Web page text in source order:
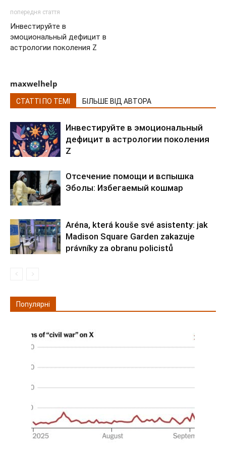
попередня стаття
Инвестируйте в
эмоциональный дефицит в
астрологии поколения Z
maxwelhelp
СТАТТІ ПО ТЕМІ БІЛЬШЕ ВІД АВТОРА
Инвестируйте в эмоциональный
дефицит в астрологии поколения
Z
Отсечение помощи и вспышка
Эболы: Избегаемый кошмар
Aréna, která kouše své asistenty: jak
Madison Square Garden zakazuje
právníky za obranu policistů
Популярні